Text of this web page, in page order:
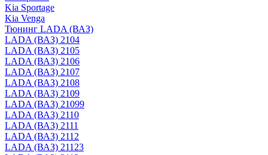
Kia Sportage
Kia Venga
Тюнинг LADA (ВАЗ)
LADA (ВАЗ) 2104
LADA (ВАЗ) 2105
LADA (ВАЗ) 2106
LADA (ВАЗ) 2107
LADA (ВАЗ) 2108
LADA (ВАЗ) 2109
LADA (ВАЗ) 21099
LADA (ВАЗ) 2110
LADA (ВАЗ) 2111
LADA (ВАЗ) 2112
LADA (ВАЗ) 21123